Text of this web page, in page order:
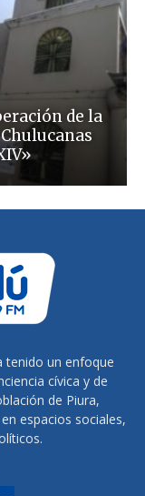
de la
tenido un enfoque
cívica y de
de Piura,
espacios sociales,